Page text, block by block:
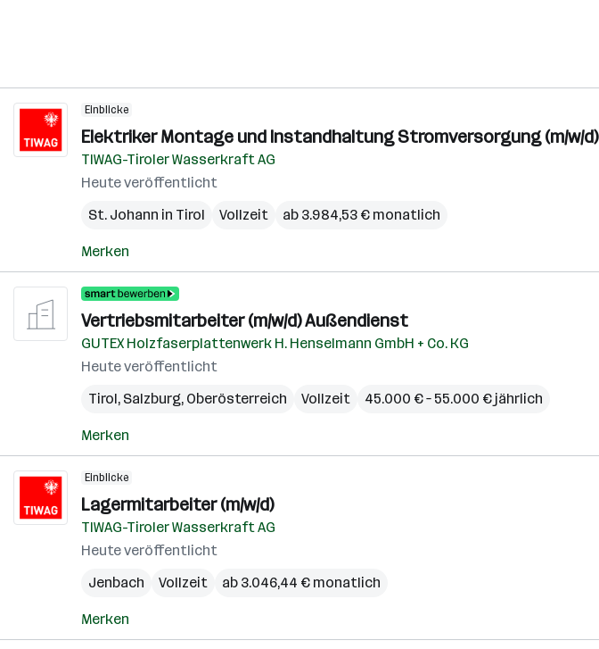
Einblicke
Elektriker Montage und Instandhaltung Stromversorgung (m/w/d)
TIWAG-Tiroler Wasserkraft AG
Heute veröffentlicht
St. Johann in Tirol
Vollzeit ab 3.984,53 € monatlich
Merken
Vertriebsmitarbeiter (m/w/d) Außendienst
GUTEX Holzfaserplattenwerk H. Henselmann GmbH + Co. KG
Heute veröffentlicht
Tirol, Salzburg, Oberösterreich Vollzeit 45.000 € – 55.000 € jährlich
Merken
Einblicke
Lagermitarbeiter (m/w/d)
TIWAG-Tiroler Wasserkraft AG
Heute veröffentlicht
Jenbach
Vollzeit ab 3.046,44 € monatlich
Merken